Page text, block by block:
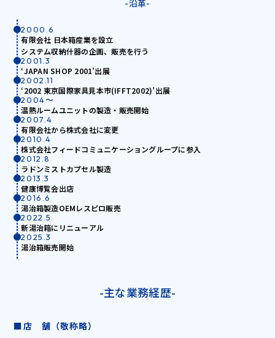
-沿革-
2000.6
有限会社 日本箱産業を設立
システム収納什器の企画、販売を行う
2001.3
‘JAPAN SHOP 2001’出展
2002.11
‘2002 東京国際家具見本市(IFFT2002)’出展
2004〜
温熱ルームユニットの製造・販売開始​​​​​​​
2007.4
有限会社から株式会社に変更
2010.4
株式会社フィードコミュニケーショングループに参入
2012.8
ラドンミストカプセル製造
2013.3
健康博覧会出店
2016.6
湯治箱製造OEMレスピロ販売
2022.5
新湯治箱にリニューアル
2025.3
湯治箱販売開始
-主な業務経歴-
■店 舗（敬称略）